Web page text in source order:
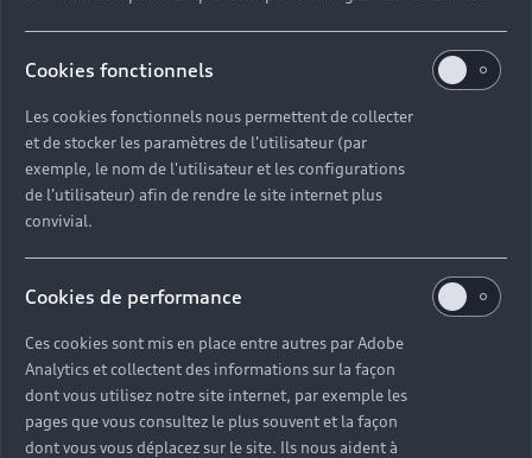
Ce service Audi est
proposé en partenariat
avec le Groupe ADP,
gestionnaire de l'aéroport
sous la marque Paris
Cookies fonctionnels
Les cookies fonctionnels nous permettent de collecter
et de stocker les paramètres de l'utilisateur (par
exemple, le nom de l'utilisateur et les configurations
de l'utilisateur) afin de rendre le site internet plus
convivial.
Cookies de performance
Ces cookies sont mis en place entre autres par Adobe
Analytics et collectent des informations sur la façon
dont vous utilisez notre site internet, par exemple les
pages que vous consultez le plus souvent et la façon
dont vous vous déplacez sur le site. Ils nous aident à